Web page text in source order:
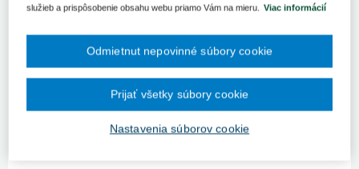
neho nezískajú to, čo požadujú.
Štúdia bola realizovaná výskumníkmi z americkejUniversity of
a zamerala sa na súvis splnenia požiadaviek pacienta s
následným hodnotením lekára. Štúdia zahŕňala viac ako 1 100
pacientov na klinike pre rodinnú a komunitnú medicínu na
University of California Davis Health. V priebehu takmer roka
odpovedali respondenti na prieskumné otázky ohľadom ich
návštev u lekárov vrátane ich žiadostí o lekárske služby,
služieb a prispôsobenie obsahu webu priamo Vám na mieru. Viac informácií
Nastavenia súborov cookie
Odmietnut nepovinné súbory cookie
Prijať všetky súbory cookie